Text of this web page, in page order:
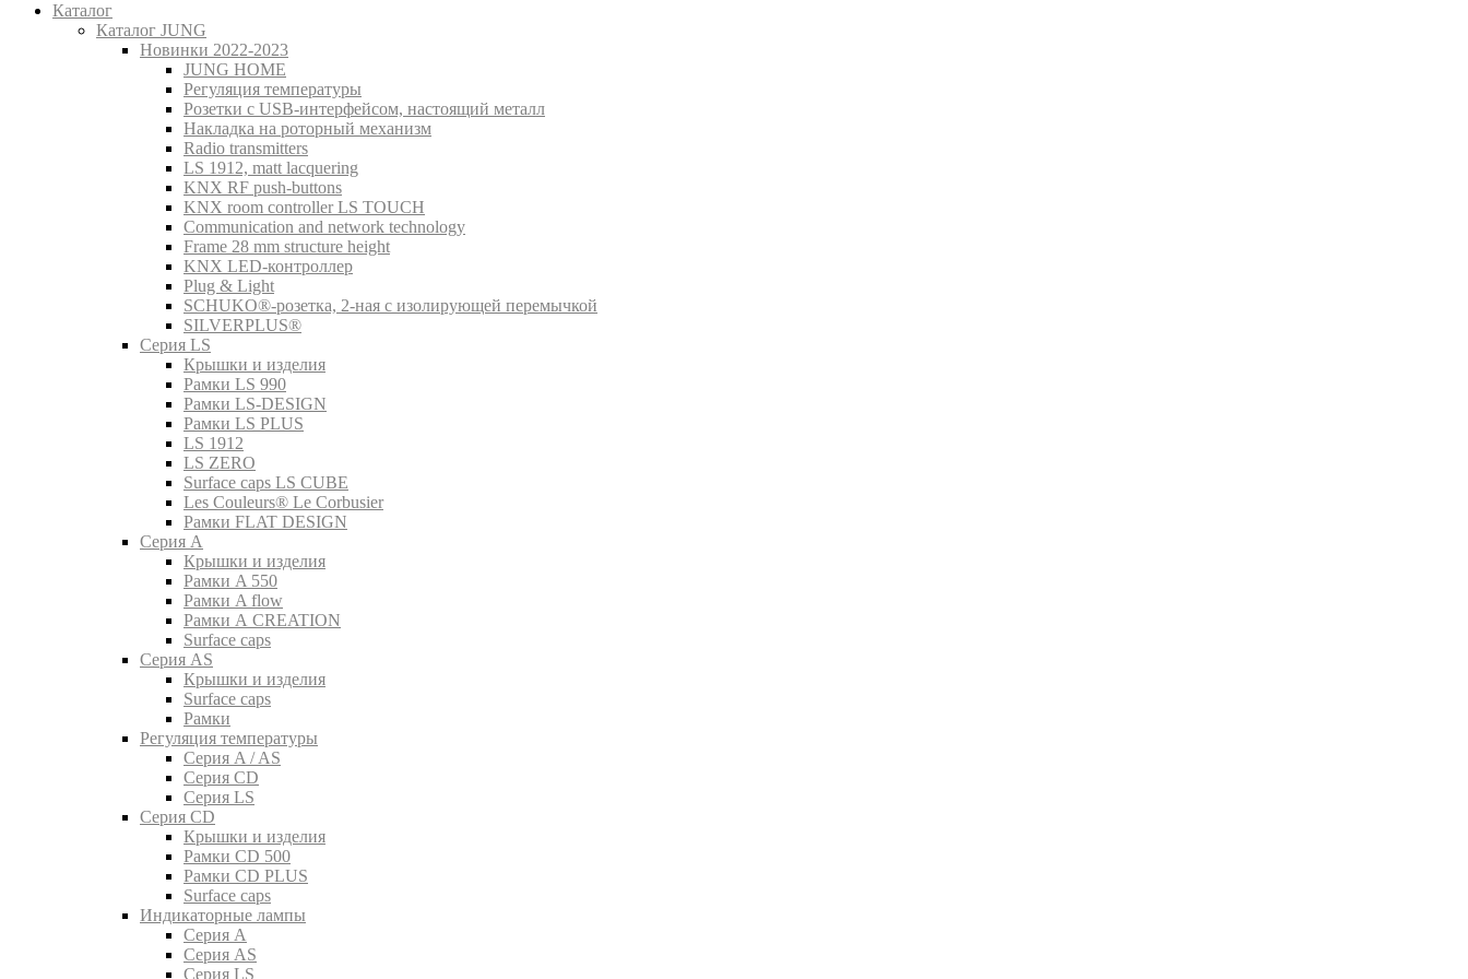
Каталог
Каталог JUNG
Новинки 2022-2023
JUNG HOME
Регуляция температуры
Розетки с USB-интерфейсом, настоящий металл
Накладка на роторный механизм
Radio transmitters
LS 1912, matt lacquering
KNX RF push-buttons
KNX room controller LS TOUCH
Communication and network technology
Frame 28 mm structure height
KNX LED-контроллер
Plug & Light
SCHUKO®-розетка, 2-ная с изолирующей перемычкой
SILVERPLUS®
Серия LS
Крышки и изделия
Рамки LS 990
Рамки LS-DESIGN
Рамки LS PLUS
LS 1912
LS ZERO
Surface caps LS CUBE
Les Couleurs® Le Corbusier
Рамки FLAT DESIGN
Серия A
Крышки и изделия
Рамки A 550
Рамки A flow
Рамки A CREATION
Surface caps
Серия AS
Крышки и изделия
Surface caps
Рамки
Регуляция температуры
Серия A / AS
Серия CD
Серия LS
Серия CD
Крышки и изделия
Рамки CD 500
Рамки CD PLUS
Surface caps
Индикаторные лампы
Серия A
Серия AS
Серия LS